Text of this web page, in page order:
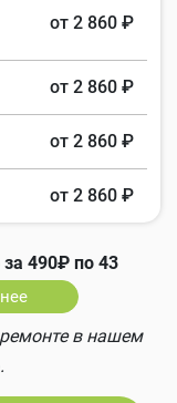
от 2 860 ₽
от 2 860 ₽
от 2 860 ₽
от 2 860 ₽
490₽ по 43
в нашем